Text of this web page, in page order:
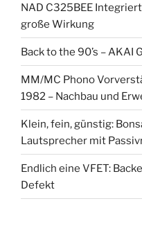
NAD C325BEE
große Wirkung
Back to the 90’s – AKAI
MM/MC Phono
1982 – Nachbau und
Klein, fein, günstig:
Lautsprecher mit
Endlich eine VFET:
Defekt